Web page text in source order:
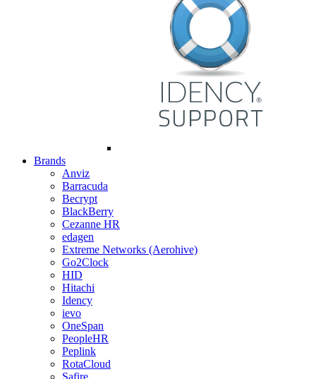
Brands
Anviz
Barracuda
Becrypt
BlackBerry
Cezanne HR
edagen
Extreme Networks (Aerohive)
Go2Clock
HID
Hitachi
Idency
ievo
OneSpan
PeopleHR
Peplink
RotaCloud
Safire